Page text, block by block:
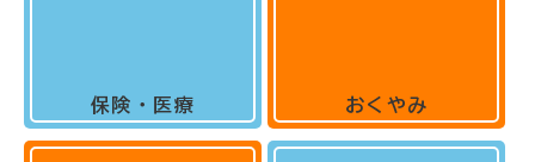
保険・医療 おくやみ